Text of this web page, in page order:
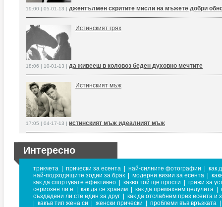
19:00 | 05-01-13 | джентълмен скритите мисли на мъжете добри
Истинският грях
18:06 | 10-01-13 | да живееш в коловоз беден духовно мечтите
Истинският мъж
17:05 | 04-17-13 | истинският мъж идеалният мъж
Интересно
трикчета прически за есента най-силните фотографии
как
най-подходящите зодии за брак
модерни визии за есента
как да спортувате ефективно
какво той ще прости
грижи за
сериозен ли е
как да се храним как да премахнем целулита
създадени ли сте един за друг
как да отслабнем през есента и
какъв тип жена си женски прически проблеми във връзката